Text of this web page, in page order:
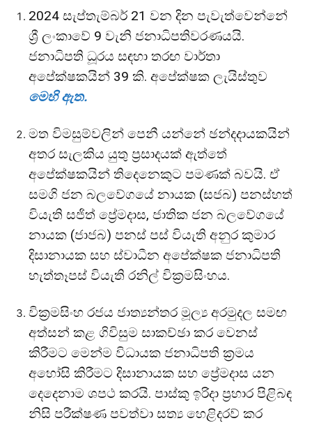
2024 සැප්තැම්බර් 21 වන දින පැවැත්වෙන්නේ
ශ්‍රී ලංකාවේ 9 වැනි ජනාධිපතිවරණයයි.
ජනාධිපති ධූරය සඳහා තරඟ වාර්තා
අපේක්ෂකයින් 39 කි. අපේක්ෂක ලැයිස්තුව
මෙහි ඇත.
මත විමසුම්වලින් පෙනී යන්නේ ඡන්දදායකයින්
අතර සැලකිය යුතු ප්‍රසාදයක් ඇත්තේ
අපේක්ෂකයින් තිදෙනෙකුට පමණක් බවයි. ඒ
සමගි ජන බලවේගයේ නායක (සජබ) පනස්හත්
වියැති සජිත් ප්‍රේමදාස, ජාතික ජන බලවේගයේ
නායක (ජාජබ) පනස් පස් වියැති අනුර කුමාර
දිසානායක සහ ස්වාධීන අපේක්ෂක ජනාධිපති
හැත්තෑපස් වියැති රනිල් වික්‍රමසිංහය.
වික්‍රමසිංහ රජය ජාත්‍යන්තර මූල්‍ය අරමුදල සමඟ
අත්සන් කළ ගිවිසුම සාකච්ඡා කර වෙනස්
කිරීමට මෙන්ම විධායක ජනාධිපති ක්‍රමය
අහෝසි කිරීමට දිසානායක සහ ප්‍රේමදාස යන
දෙදෙනාම ශපථ කරයි. පාස්කු ඉරිදා ප්‍රහාර පිළිබඳ
නිසි පරීක්ෂණ පවත්වා සත්‍ය හෙළිදරව් කර